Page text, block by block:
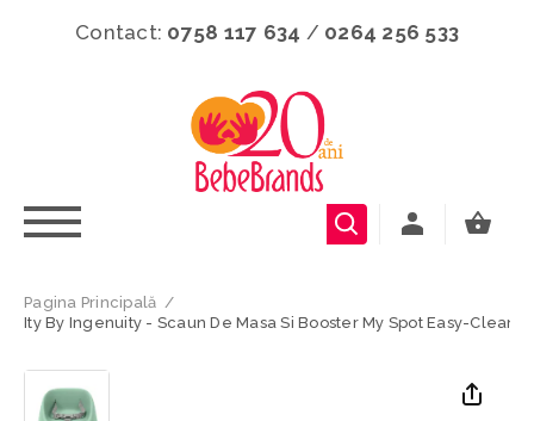
Contact: 0758 117 634 / 0264 256 533
Pagina Principală /
Ity By Ingenuity - Scaun De Masa Si Booster My Spot Easy-Clean,